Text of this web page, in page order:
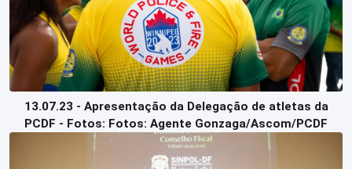
13.07.23 - Apresentação da Delegação de atletas da
PCDF - Fotos: Fotos: Agente Gonzaga/Ascom/PCDF